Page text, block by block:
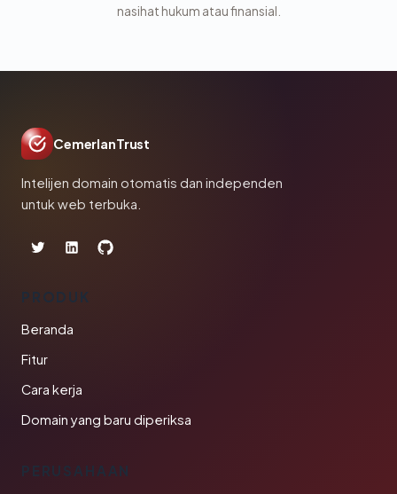
nasihat hukum atau finansial.
CemerlanTrust
Intelijen domain otomatis dan independen
untuk web terbuka.
PRODUK
Beranda
Fitur
Cara kerja
Domain yang baru diperiksa
PERUSAHAAN